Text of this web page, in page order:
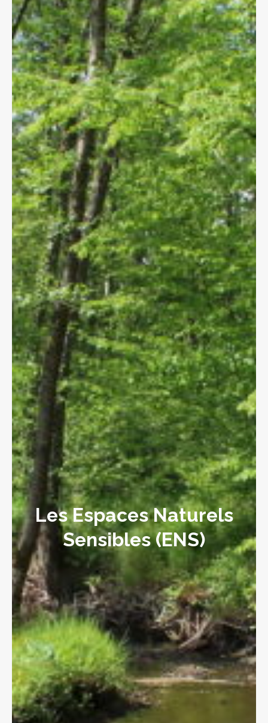
Les Espaces Naturels
Sensibles (ENS)